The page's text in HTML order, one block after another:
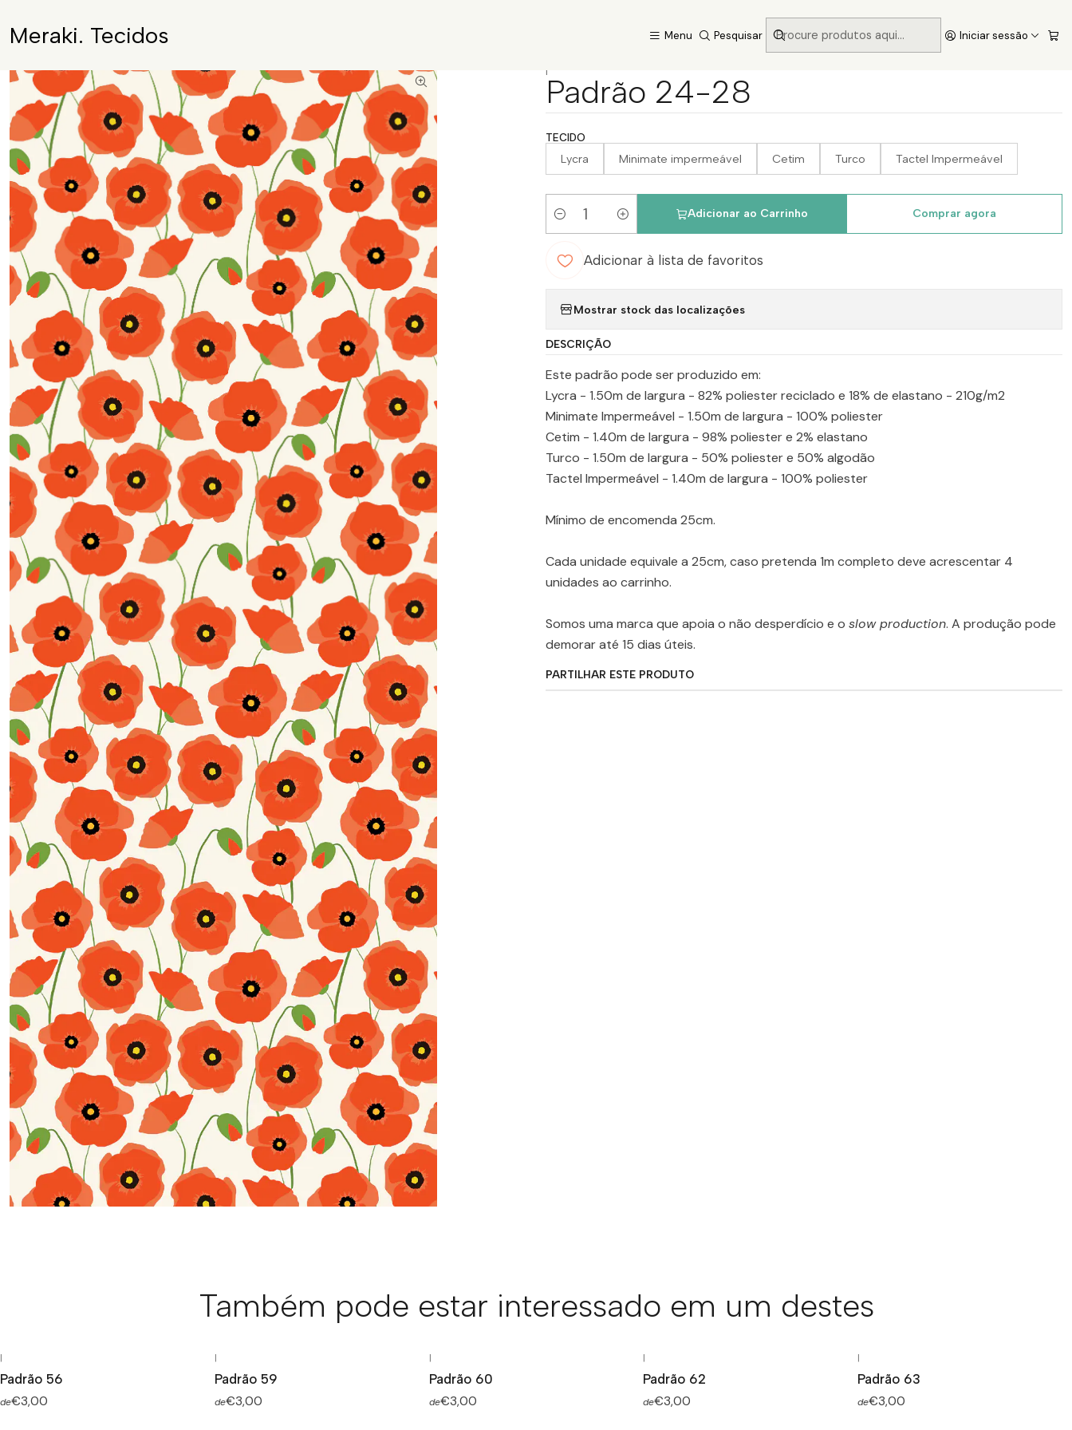
Meraki. Tecidos Menu Pesquisar Iniciar sessão
|
Padrão 24-28
TECIDO
Lycra Minimate impermeável Cetim Turco Tactel Impermeável
Quantidade
Adicionar ao Carrinho Comprar agora
Adicionar à lista de favoritos
Mostrar stock das localizações
DESCRIÇÃO
Este padrão pode ser produzido em:
Lycra - 1.50m de largura - 82% poliester reciclado e 18% de elastano - 210g/m2
Minimate Impermeável - 1.50m de largura - 100% poliester
Cetim - 1.40m de largura - 98% poliester e 2% elastano
Turco - 1.50m de largura - 50% poliester e 50% algodão
Tactel Impermeável - 1.40m de largura - 100% poliester
Mínimo de encomenda 25cm.
Cada unidade equivale a 25cm, caso pretenda 1m completo deve acrescentar 4
unidades ao carrinho.
Somos uma marca que apoia o não desperdício e o slow production. A produção pode
demorar até 15 dias úteis.
PARTILHAR ESTE PRODUTO
Também pode estar interessado em um destes
|
Padrão 56
de€3,00
|
Padrão 59
de€3,00
|
Padrão 60
de€3,00
|
Padrão 62
de€3,00
|
Padrão 63
de€3,00